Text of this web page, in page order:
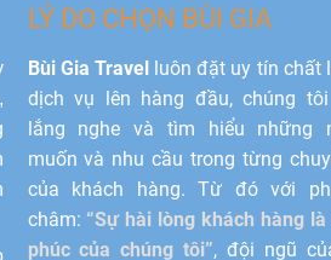
LÝ DO CHỌN BÙI GIA
Bùi Gia Travelluôn đặt uy tín chất
dịch vụ lên hàng đầu, chúng
lắng nghe và tìm hiểu những
muốn và nhu cầu trong từng
của khách hàng. Từ đó với
châm: “Sự hài lòng khách hàng là
phúc của chúng tôi”, đội ngũ